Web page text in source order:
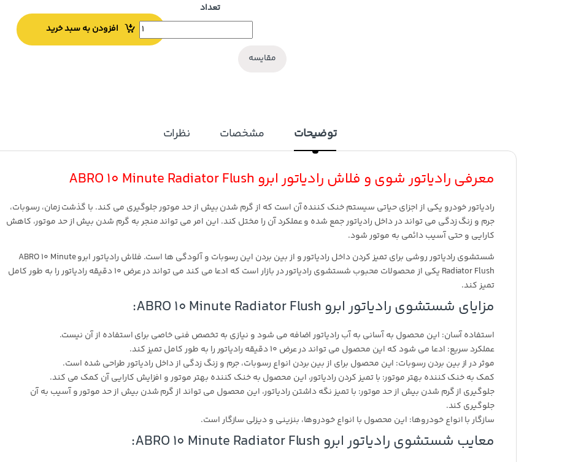
تعداد
افزودن به سبد خرید
مقایسه
توضیحات مشخصات نظرات
معرفی رادیاتور شوی و فلاش رادیاتور ابرو ABRO 10 Minute Radiator Flush
رادیاتور خودرو یکی از اجزای حیاتی سیستم خنک کننده آن است که از گرم شدن بیش از حد موتور جلوگیری می کند. با گذشت زمان، رسوبات،
جرم و زنگ زدگی می تواند در داخل رادیاتور جمع شده و عملکرد آن را مختل کند. این امر می تواند منجر به گرم شدن بیش از حد موتور، کاهش
کارایی و حتی آسیب دائمی به موتور شود.
شستشوی رادیاتور روشی برای تمیز کردن داخل رادیاتور و از بین بردن این رسوبات و آلودگی ها است. فلاش رادیاتور ابرو ABRO 10 Minute
Radiator Flush یکی از محصولات محبوب شستشوی رادیاتور در بازار است که ادعا می کند می تواند در عرض 10 دقیقه رادیاتور را به طور کامل
تمیز کند.
مزایای شستشوی رادیاتور ابرو ABRO 10 Minute Radiator Flush:
استفاده آسان: این محصول به آسانی به آب رادیاتور اضافه می شود و نیازی به تخصص فنی خاصی برای استفاده از آن نیست.
عملکرد سریع: ادعا می شود که این محصول می تواند در عرض 10 دقیقه رادیاتور را به طور کامل تمیز کند.
موثر در از بین بردن رسوبات: این محصول برای از بین بردن انواع رسوبات، جرم و زنگ زدگی از داخل رادیاتور طراحی شده است.
کمک به خنک کننده بهتر موتور: با تمیز کردن رادیاتور، این محصول به خنک کننده بهتر موتور و افزایش کارایی آن کمک می کند.
جلوگیری از گرم شدن بیش از حد موتور: با تمیز نگه داشتن رادیاتور، این محصول می تواند از گرم شدن بیش از حد موتور و آسیب به آن
جلوگیری کند.
سازگار با انواع خودروها: این محصول با انواع خودروها، بنزینی و دیزلی سازگار است.
معایب شستشوی رادیاتور ابرو ABRO 10 Minute Radiator Flush: